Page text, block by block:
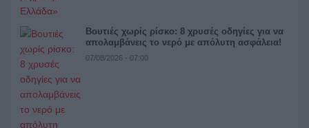
Βουτιές χωρίς ρίσκο: 8 χρυσές οδηγίες για να
απολαμβάνεις το νερό με απόλυτη ασφάλεια!
07/08/2026 - 07:00